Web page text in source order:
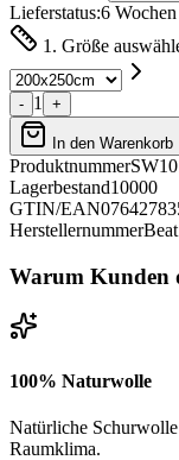
Lieferstatus:6 Wochen
1. Größe
- 1 +
In den Warenkorb
Produktnummer
Lagerbestand10000
GTIN/EAN
Herstellernummer
Warum Kunden
100% Naturwolle
Natürliche
Raumklima.